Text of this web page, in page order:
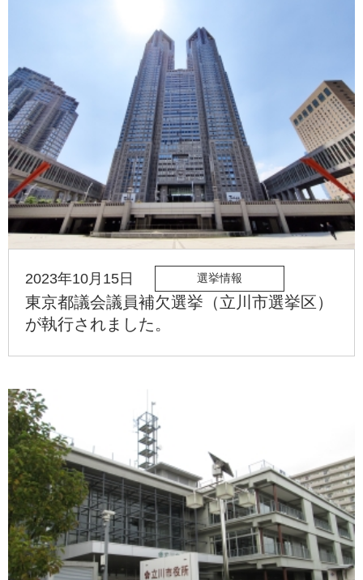
2023年10月15日 選挙情報
東京都議会議員補欠選挙（立川市選挙区）
が執行されました。